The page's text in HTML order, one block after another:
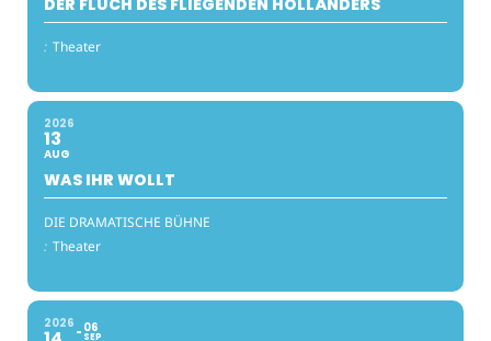
: Theater
2026
13
AUG
WAS IHR WOLLT
DIE DRAMATISCHE BÜHNE
: Theater
2026 06
SEP